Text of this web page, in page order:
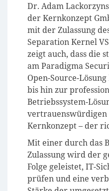
Dr. Adam
der Kernkonzept
mit der Zulassung
Separation Kernel
zeigt auch, dass die
am Paradigma
Open-Source-
bis hin zur
Betriebssystem-
Kernkonzept – der
Mit einer durch das
Zulassung wird der
Folge geleistet, IT-
prüfen und eine